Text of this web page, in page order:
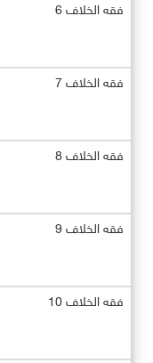
فقه الخلاف 6
فقه الخلاف 7
فقه الخلاف 8
فقه الخلاف 9
فقه الخلاف 10